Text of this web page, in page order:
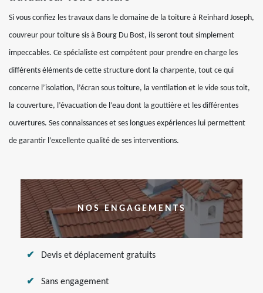
Si vous confiez les travaux dans le domaine de la toiture à Reinhard Joseph,
couvreur pour toiture sis à Bourg Du Bost, ils seront tout simplement
impeccables. Ce spécialiste est compétent pour prendre en charge les
différents éléments de cette structure dont la charpente, tout ce qui
concerne l’isolation, l’écran sous toiture, la ventilation et le vide sous toit,
la couverture, l’évacuation de l’eau dont la gouttière et les différentes
ouvertures. Ses connaissances et ses longues expériences lui permettent
de garantir l’excellente qualité de ses interventions.
NOS ENGAGEMENTS
Devis et déplacement gratuits
Sans engagement